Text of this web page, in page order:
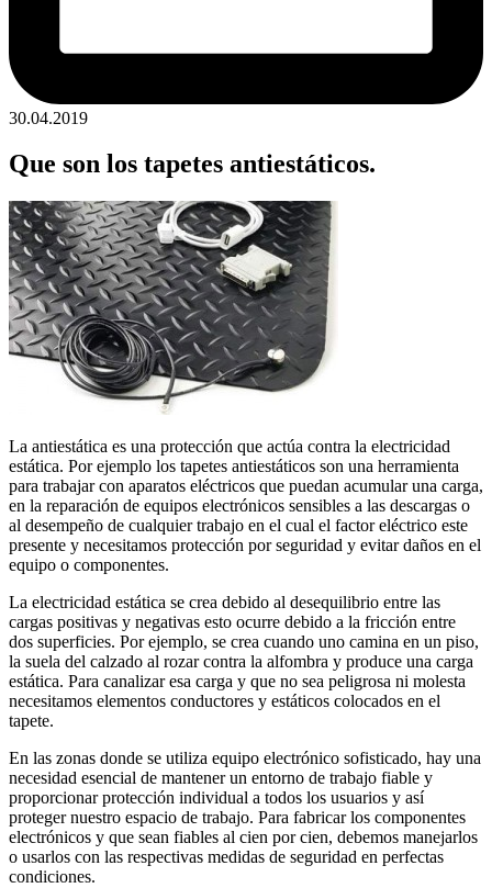
30.04.2019
Que son los tapetes antiestáticos.
La antiestática es una protección que actúa contra la electricidad
estática. Por ejemplo los tapetes antiestáticos son una herramienta
para trabajar con aparatos eléctricos que puedan acumular una carga,
en la reparación de equipos electrónicos sensibles a las descargas o
al desempeño de cualquier trabajo en el cual el factor eléctrico este
presente y necesitamos protección por seguridad y evitar daños en el
equipo o componentes.
La electricidad estática se crea debido al desequilibrio entre las
cargas positivas y negativas esto ocurre debido a la fricción entre
dos superficies. Por ejemplo, se crea cuando uno camina en un piso,
la suela del calzado al rozar contra la alfombra y produce una carga
estática. Para canalizar esa carga y que no sea peligrosa ni molesta
necesitamos elementos conductores y estáticos colocados en el
tapete.
En las zonas donde se utiliza equipo electrónico sofisticado, hay una
necesidad esencial de mantener un entorno de trabajo fiable y
proporcionar protección individual a todos los usuarios y así
proteger nuestro espacio de trabajo. Para fabricar los componentes
electrónicos y que sean fiables al cien por cien, debemos manejarlos
o usarlos con las respectivas medidas de seguridad en perfectas
condiciones.